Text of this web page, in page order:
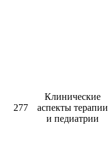
277
Клинические
аспекты терапии
и педиатрии